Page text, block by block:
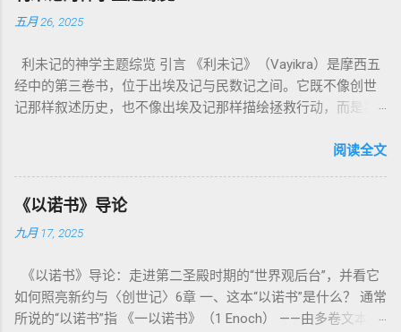
五月 26, 2025
利未记的神学主题综览 引言 《利未记》（Vayikra）是摩西五
经中的第三卷书，位于出埃及记与民数记之间。它既不像创世
记那样叙述历史，也不像出埃及记那样描绘拯救行动，而是将
内容看似仪式化，《利未记》却揭示了 神的临在如何规范人类
为我耶和华你们的神是圣洁的。”（利未记19:2） 这节经文构成
整卷书的中心神学。希伯来文“קָדוֹשׁ”（kadosh）不仅意味着道
德上的圣洁，更意味着“分别出来”、“归属于神”。 《利未记》教
中活出“圣洁”。圣洁不仅是内心态度，更是生活方式。 二、献
祭制度：与神相交的通道 前七章详细描述五种祭： 燔祭
（olah）：全然献上，象征奉献与赎罪； 素祭 （minchah）：
阅读全文
《以诺书》导论
九月 17, 2025
《以诺书》导论：走进第二圣殿时期的“世界观后台”，并看它
如何照亮新约与〈创世记〉6章 一、这本“以诺书”是什么？ 通常
所说的“以诺书”指 《一以诺书》（1 Enoch） ——由多卷文本构